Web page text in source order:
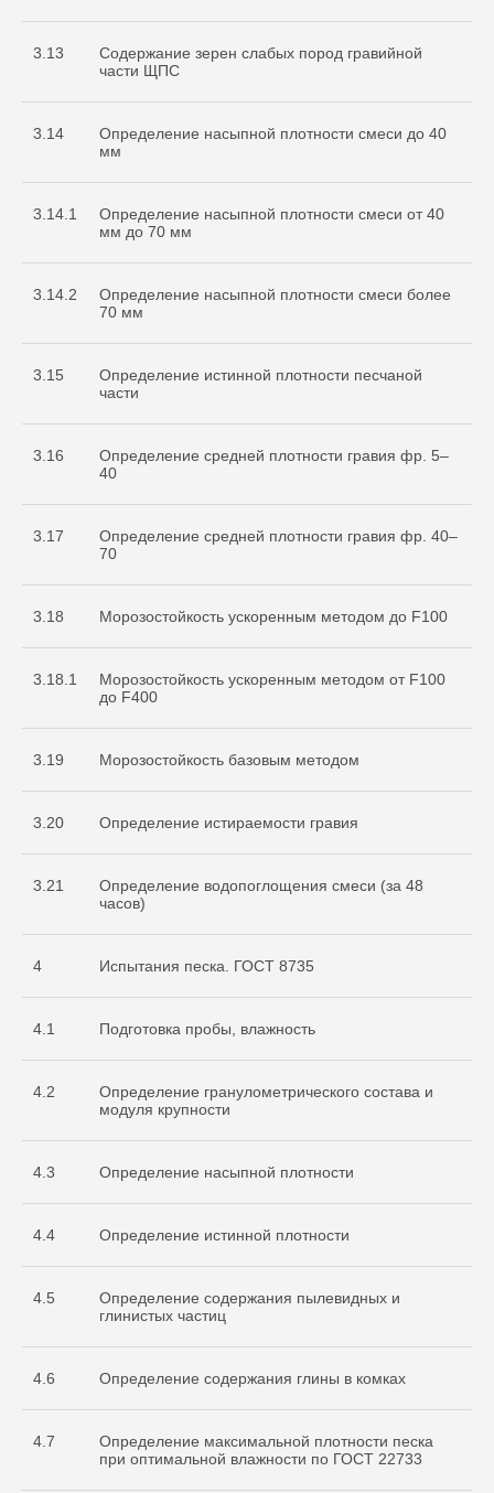
3.13
Содержание зерен слабых пород гравийной
части ЩПС
3.14
Определение насыпной плотности смеси до 40
мм
3.14.1
Определение насыпной плотности смеси от 40
мм до 70 мм
3.14.2
Определение насыпной плотности смеси более
70 мм
3.15
Определение истинной плотности песчаной
части
3.16
Определение средней плотности гравия фр. 5–
40
3.17
Определение средней плотности гравия фр. 40–
70
3.18 Морозостойкость ускоренным методом до F100
3.18.1
Морозостойкость ускоренным методом от F100
до F400
3.19 Морозостойкость базовым методом
3.20 Определение истираемости гравия
3.21
Определение водопоглощения смеси (за 48
часов)
4 Испытания песка. ГОСТ 8735
4.1 Подготовка пробы, влажность
4.2
Определение гранулометрического состава и
модуля крупности
4.3 Определение насыпной плотности
4.4 Определение истинной плотности
4.5
Определение содержания пылевидных и
глинистых частиц
4.6 Определение содержания глины в комках
4.7
Определение максимальной плотности песка
при оптимальной влажности по ГОСТ 22733